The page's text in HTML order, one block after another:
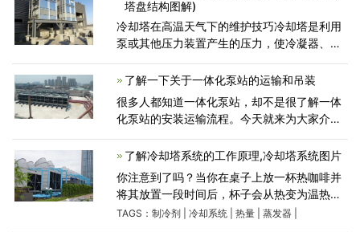
压力大的高温水分
塔盘结构图解)
冷却塔在高温天气下的维护技巧冷却塔是利用
泵或其他压力装置产生的压力，使冷凝器、吸
后，回水通过安装在塔顶部和风道上部的压力
旋流喷嘴装置，形成
了解一下关于一体化泵站的运输和吊装
很多人都知道一体化泵站，却不是很了解一体
化泵站的安装运输流程。今天就来为大家介绍
座上。在运输过程中，起吊工作在吊板之间进
行。在安装和起吊
了解冷却塔系统的工作原理,冷却塔系统图片
你注意到了吗？当你在桌子上放一杯热咖啡并
将其放置一段时间后，杯子会从热变为温热，
有时会变冷。你有没有想过，热量去了哪里？
TAGS： 制冷剂| 冷却系统| 热量| 蒸发器|